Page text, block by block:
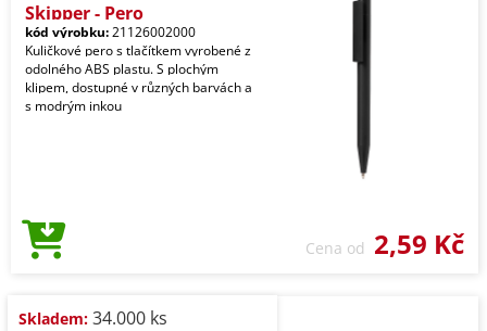
Skipper - Pero
kód výrobku:21126002000
Kuličkové pero s tlačítkem vyrobené z
odolného ABS plastu. S plochým
klipem, dostupné v různých barvách a
s modrým inkou
Cena od 2,59 Kč
Skladem: 34.000 ks